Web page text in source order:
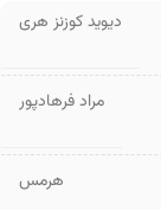
دیوید کوزنز هری
مراد فرهادپور
هرمس